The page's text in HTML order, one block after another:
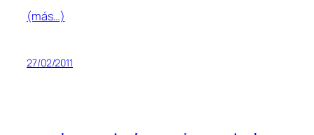
(más…)
27/02/2011